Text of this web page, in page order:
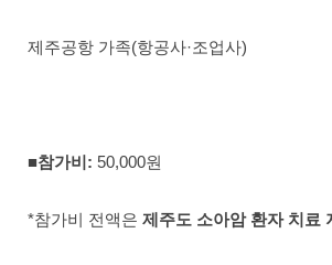
제주공항 가족(항공사·조업사)
■참가비: 50,000원
*참가비 전액은 제주도 소아암 환자 치료